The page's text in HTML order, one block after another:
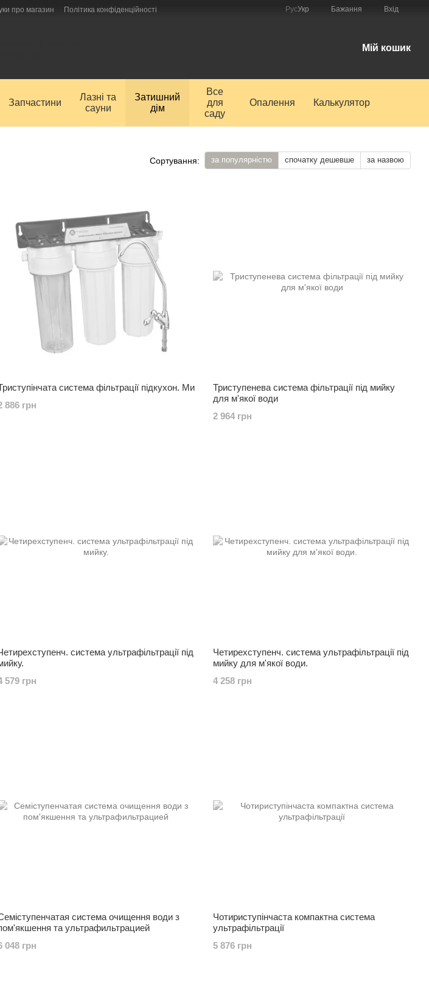
про магазин Політика конфіденційності РусУкр Бажання Вхід
Мій кошик
Запчастини
Лазні та
сауни
Затишний
дім
Все
для
саду
Опалення Калькулятор
Сортування: за популярністю спочатку дешевше за назвою
система фільтрації підкухон. Мийку
886 грн
Триступенева система фільтрації під мийку
для м'якої води
2 964 грн
система ультрафільтрації під
579 грн
Четирехступенч. система ультрафільтрації під
мийку для м'якої води.
4 258 грн
система очищення води з
та ультрафильтрацией
048 грн
Чотириступінчаста компактна система
ультрафільтрації
5 876 грн